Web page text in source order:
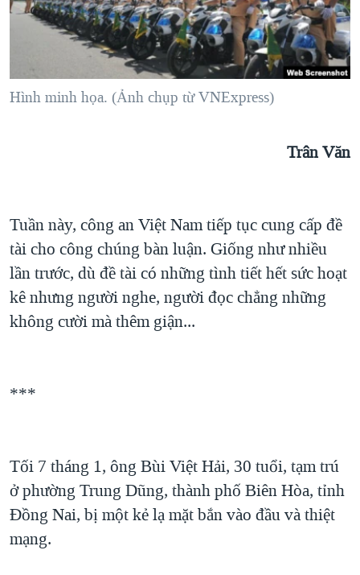
"Tìm"NGƯỜI VIỆT HẢI NGOẠI
ĐỜI SỐNG
KINH TẾ
KHOA HỌC
GIÁO DỤC
TẠI
HÀNH TRÌNH BẦU CỬ 2024
MỘT NĂM CHIẾN TRANH TẠI DẢI GAZA
GIẢI MÃ VÀNH ĐAI & CON ĐƯỜNG
TRỊNH VĨNH BÌNH - NGƯỜI HẠ 'BÊN THẮNG CUỘC'
CÁC GIÁ TRỊ CỘNG HÒA Ở VIỆT NAM
THƯỢNG ĐỈNH TRUMP-KIM TẠI VIỆT NAM
TRỊNH VĨNH BÌNH VS. CHÍNH PHỦ VIỆT NAM
NGƯ DÂN VIỆT VÀ LÀN SÓNG TRỘM HẢI SÂM
VIDEO
MẠNG XÃ HỘI
Hình minh họa. (Ảnh chụp từ VNExpress)
Trân Văn
Tuần này, công an Việt Nam tiếp tục cung cấp đề
tài cho công chúng bàn luận. Giống như nhiều
lần trước, dù đề tài có những tình tiết hết sức hoạt
kê nhưng người nghe, người đọc chẳng những
không cười mà thêm giận...
***
Tối 7 tháng 1, ông Bùi Việt Hải, 30 tuổi, tạm trú
ở phường Trung Dũng, thành phố Biên Hòa, tỉnh
Đồng Nai, bị một kẻ lạ mặt bắn vào đầu và thiệt
mạng.